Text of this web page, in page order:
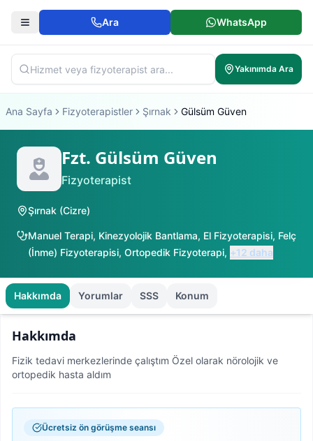
Ara WhatsApp
Yakınımda Ara
Ana Sayfa Fizyoterapistler Şırnak Gülsüm Güven
Fzt. Gülsüm Güven
Fizyoterapist
Şırnak (Cizre)
Manuel Terapi, Kinezyolojik Bantlama, El Fizyoterapisi, Felç
(İnme) Fizyoterapisi, Ortopedik Fizyoterapi, +12 daha
Hakkımda Yorumlar SSS Konum
Hakkımda
Fizik tedavi merkezlerinde çalıştım Özel olarak nörolojik ve
ortopedik hasta aldım
Ücretsiz ön görüşme seansı